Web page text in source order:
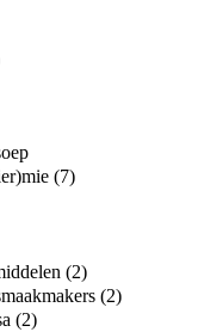
(7)
(2)
(2)
(2)